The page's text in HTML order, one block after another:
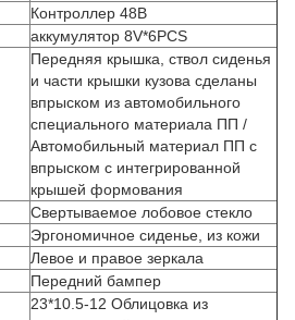
Контроллер 48В
аккумулятор 8V*6PCS
Передняя крышка, ствол сиденья
и части крышки кузова сделаны
впрыском из автомобильного
специального материала ПП /
Автомобильный материал ПП с
впрыском с интегрированной
крышей формования
Свертываемое лобовое стекло
Эргономичное сиденье, из кожи
Левое и правое зеркала
Передний бампер
23*10.5-12 Облицовка из